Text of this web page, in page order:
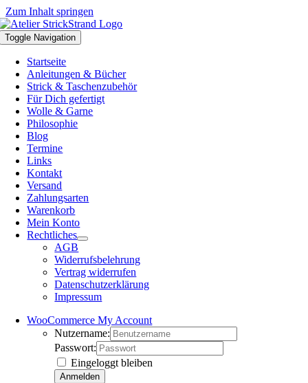
Zum Inhalt springen
Toggle Navigation
Startseite
Anleitungen & Bücher
Strick & Taschenzubehör
Für Dich gefertigt
Wolle & Garne
Philosophie
Blog
Termine
Links
Kontakt
Versand
Zahlungsarten
Warenkorb
Mein Konto
Rechtliches
AGB
Widerrufsbelehrung
Vertrag widerrufen
Datenschutzerklärung
Impressum
WooCommerce My Account
Nutzername:
Passwort:
Eingeloggt bleiben